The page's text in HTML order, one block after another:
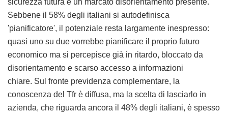
sicurezza futura e un marcato disorientamento presente.
Sebbene il 58% degli italiani si autodefinisca
'pianificatore', il potenziale resta largamente inespresso:
quasi uno su due vorrebbe pianificare il proprio futuro
economico ma si percepisce già in ritardo, bloccato da
disorientamento e scarso accesso a informazioni
chiare. Sul fronte previdenza complementare, la
conoscenza del Tfr è diffusa, ma la scelta di lasciarlo in
azienda, che riguarda ancora il 48% degli italiani, è spesso